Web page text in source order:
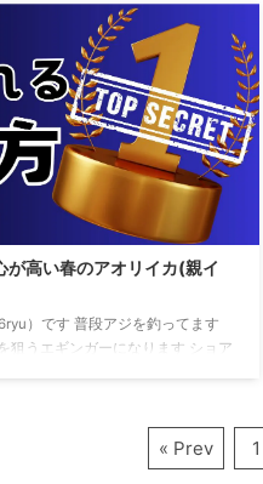
が高い春のアオリイカ(親イ
）です 普段アジを釣ってます
狙うエギンガーになります ショア
釣れたら1キロを超えてくる 1キ
を釣るエギングには浪漫がありま
« Prev 1